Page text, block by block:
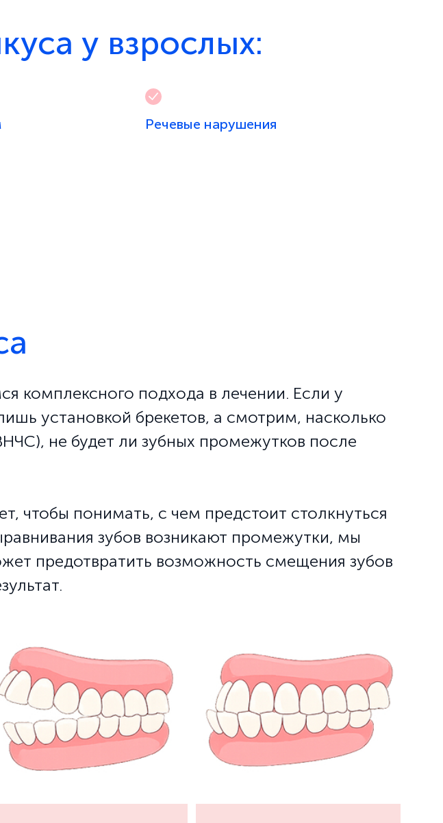
у взрослых:
Речевые нарушения
комплексного подхода в лечении. Если у
установкой брекетов, а смотрим, насколько
не будет ли зубных промежутков после
чтобы понимать, с чем предстоит столкнуться
зубов возникают промежутки, мы
предотвратить возможность смещения зубов